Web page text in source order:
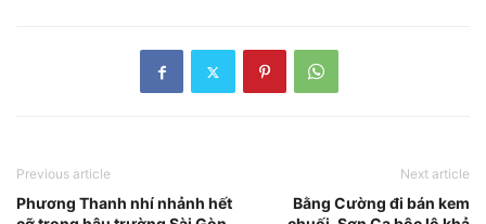
Previous article
Phương Thanh nhí nhảnh hết
Next article
Bằng Cường đi bán kem